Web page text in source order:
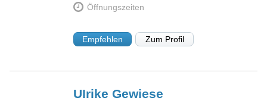
Öffnungszeiten
Empfehlen Zum Profil
UIrikeGewiese